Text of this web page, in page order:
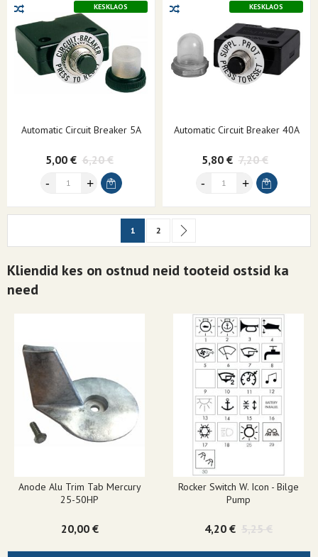
KESKLAOS
Automatic Circuit Breaker 5A
5,00 € 6,20 €
KESKLAOS
Automatic Circuit Breaker 40A
5,80 € 7,20 €
You're currently reading page
1 Page
2
Kliendid kes on ostnud neid tooteid ostsid ka
need
Rocker Switch W. Icon - Bilge
Pump
4,20 € 5,25 €
Marina R Switch Without
Toggle/LED (ON)-OFF-(ON)
9,10 € 11,50 €